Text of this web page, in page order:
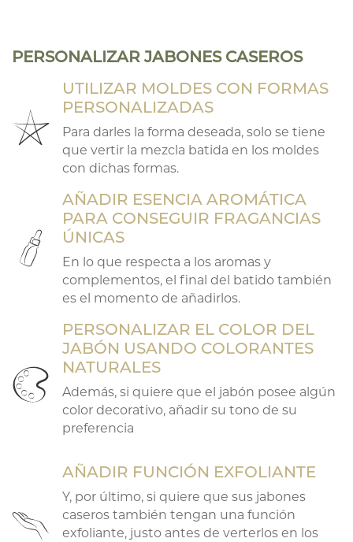
PERSONALIZAR JABONES CASEROS
UTILIZAR MOLDES CON FORMAS
PERSONALIZADAS
Para darles la forma deseada, solo se tiene
que vertir la mezcla batida en los moldes
con dichas formas.
AÑADIR ESENCIA AROMÁTICA
PARA CONSEGUIR FRAGANCIAS
ÚNICAS
En lo que respecta a los aromas y
complementos, el final del batido también
es el momento de añadirlos.
7
PERSONALIZAR EL COLOR DEL
JABÓN USANDO COLORANTES
NATURALES
Además, si quiere que el jabón posee algún
color decorativo, añadir su tono de su
preferencia
AÑADIR FUNCIÓN EXFOLIANTE
Y, por último, si quiere que sus jabones
caseros también tengan una función
exfoliante, justo antes de verterlos en los